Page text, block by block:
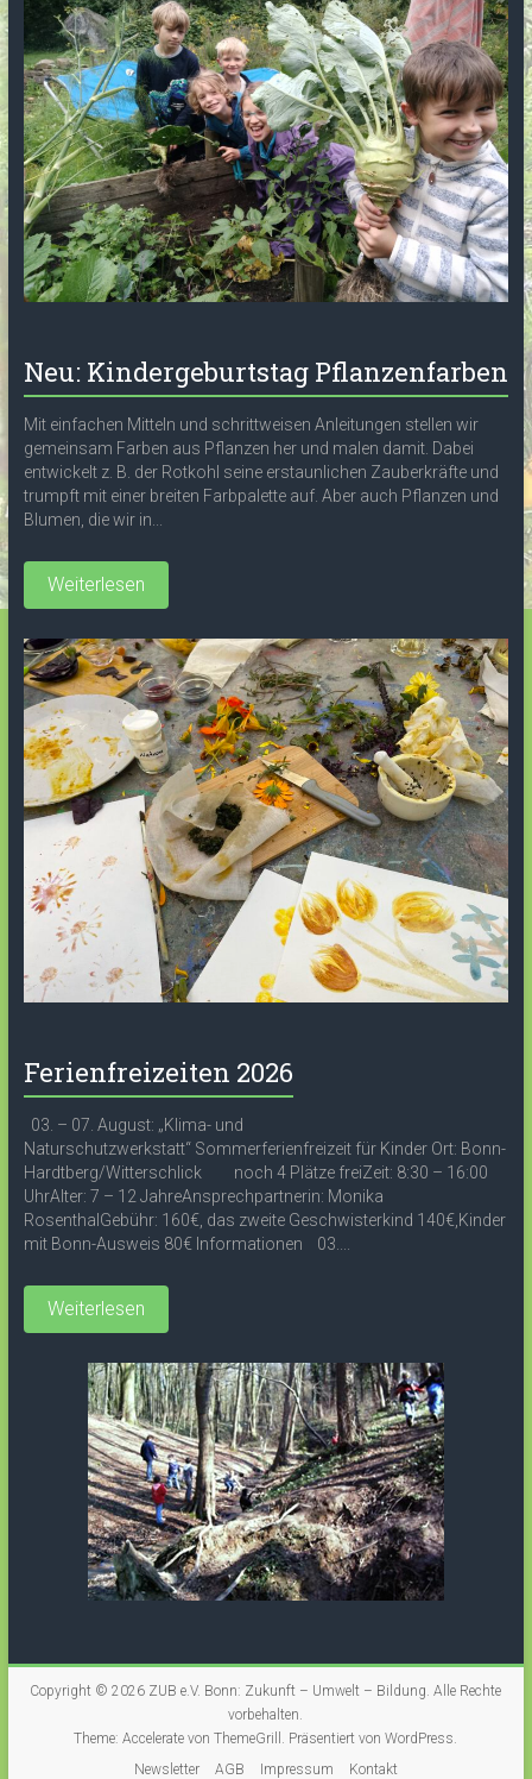
Neu: Kindergeburtstag Pflanzenfarben
Mit einfachen Mitteln und schrittweisen Anleitungen stellen wir
gemeinsam Farben aus Pflanzen her und malen damit. Dabei
entwickelt z. B. der Rotkohl seine erstaunlichen Zauberkräfte und
trumpft mit einer breiten Farbpalette auf. Aber auch Pflanzen und
Blumen, die wir in...
Weiterlesen
Ferienfreizeiten 2026
03. – 07. August: „Klima- und
Naturschutzwerkstatt“ Sommerferienfreizeit für Kinder Ort: Bonn-
Hardtberg/Witterschlick noch 4 Plätze freiZeit: 8:30 – 16:00
UhrAlter: 7 – 12 JahreAnsprechpartnerin: Monika
RosenthalGebühr: 160€, das zweite Geschwisterkind 140€,Kinder
mit Bonn-Ausweis 80€ Informationen 03....
Weiterlesen
Copyright © 2026 ZUB e.V. Bonn: Zukunft – Umwelt – Bildung. Alle Rechte
vorbehalten.
Theme:Accelerate von ThemeGrill. Präsentiert vonWordPress.
Newsletter
AGB Impressum Kontakt